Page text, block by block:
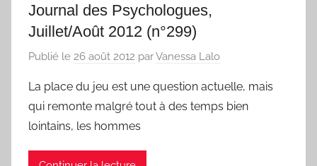
Journal des Psychologues,
Juillet/Août 2012 (n°299)
Publié le 26 août 2012 parVanessa Lalo
La place du jeu est une question actuelle, mais
qui remonte malgré tout à des temps bien
lointains, les hommes